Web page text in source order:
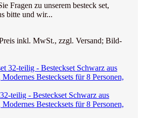
Fragen zu unserem besteck set,
bitte und wir...
inkl. MwSt., zzgl. Versand; Bild-
teilig - Besteckset Schwarz aus
Bestecksets für 8 Personen,